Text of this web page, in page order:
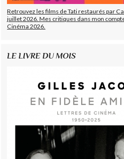
Retrouvez les films de Tati restaurés par
juillet 2026. Mes critiques dans mon
Cinéma 2026.
LE LIVRE DU MOIS